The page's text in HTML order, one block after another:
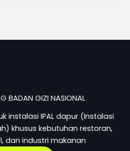
BADAN GIZI NASIONAL
instalasi IPAL dapur (Instalasi
khusus kebutuhan restoran,
dan industri makanan